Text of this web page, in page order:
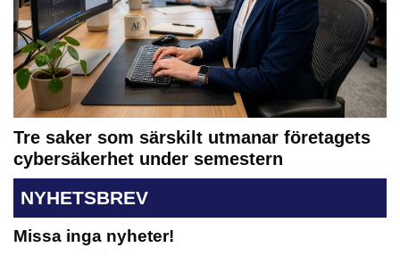
Tre saker som särskilt utmanar företagets
cybersäkerhet under semestern
NYHETSBREV
Missa inga nyheter!